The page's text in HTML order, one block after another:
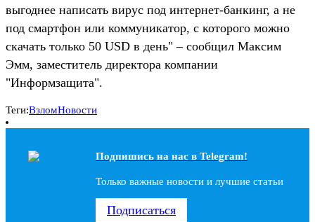
выгоднее написать вирус под интернет-банкинг, а не
под смартфон или коммуникатор, с которого можно
скачать только 50 USD в день" – сообщил Максим
Эмм, заместитель директора компании
"Информзащита".
Теги:ВзломНовости
Подпишись на наc в Telegram!
Только важные новости и лучшие статьи
Подписаться